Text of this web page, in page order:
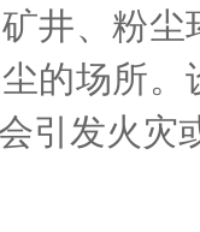
井、粉
的场所
引发火灾